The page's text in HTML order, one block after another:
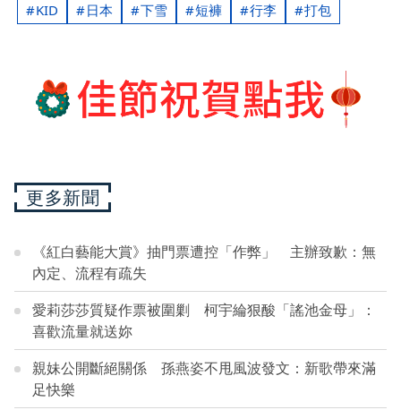
KID 日本 下雪 短褲 行李 打包
更多新聞
《紅白藝能大賞》抽門票遭控「作弊」 主辦致歉：無
內定、流程有疏失
愛莉莎莎質疑作票被圍剿 柯宇綸狠酸「謠池金母」：
喜歡流量就送妳
親妹公開斷絕關係 孫燕姿不甩風波發文：新歌帶來滿
足快樂